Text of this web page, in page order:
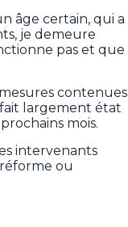
âge certain, qui a
je demeure
pas et que
mesures contenues
largement état
mois.
intervenants
ou